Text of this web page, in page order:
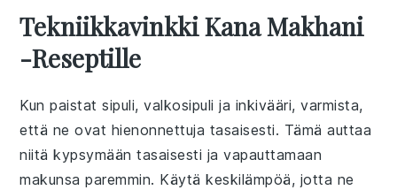
Tekniikkavinkki Kana Makhani
-reseptille
Kun paistatsipuli,valkosipuli ja inkivääri, varmista,
että ne ovat hienonnettuja tasaisesti. Tämä auttaa
niitä kypsymään tasaisesti ja vapauttamaan
makunsa paremmin. Käytä keskilämpöä, jotta ne